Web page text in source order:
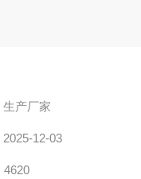
生产厂家
2025-12-03
4620